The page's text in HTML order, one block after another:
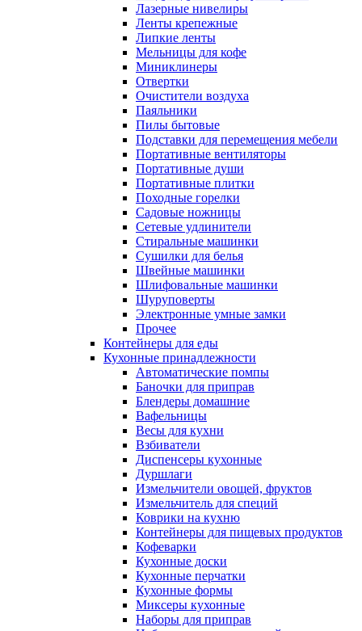
Лазерные нивелиры
Ленты крепежные
Липкие ленты
Мельницы для кофе
Миниклинеры
Отвертки
Очистители воздуха
Паяльники
Пилы бытовые
Подставки для перемещения мебели
Портативные вентиляторы
Портативные души
Портативные плитки
Походные горелки
Садовые ножницы
Сетевые удлинители
Стиральные машинки
Сушилки для белья
Швейные машинки
Шлифовальные машинки
Шуруповерты
Электронные умные замки
Прочее
Контейнеры для еды
Кухонные принадлежности
Автоматические помпы
Баночки для приправ
Блендеры домашние
Вафельницы
Весы для кухни
Взбиватели
Диспенсеры кухонные
Дуршлаги
Измельчители овощей, фруктов
Измельчитель для специй
Коврики на кухню
Контейнеры для пищевых продуктов
Кофеварки
Кухонные доски
Кухонные перчатки
Кухонные формы
Миксеры кухонные
Наборы для приправ